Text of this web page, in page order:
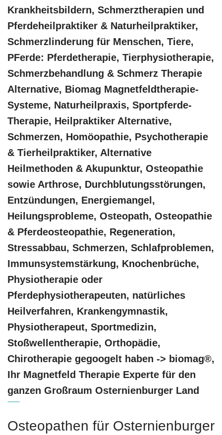
Krankheitsbildern, Schmerztherapien und
Pferdeheilpraktiker & Naturheilpraktiker,
Schmerzlinderung für Menschen, Tiere,
PFerde: Pferdetherapie, Tierphysiotherapie,
Schmerzbehandlung & Schmerz Therapie
Alternative, Biomag Magnetfeldtherapie-
Systeme, Naturheilpraxis, Sportpferde-
Therapie, Heilpraktiker Alternative,
Schmerzen, ‎Homöopathie, ‎Psychotherapie
& ‎Tierheilpraktiker, Alternative
Heilmethoden & Akupunktur, Osteopathie
sowie Arthrose, Durchblutungsstörungen,
Entzündungen, Energiemangel,
Heilungsprobleme, Osteopath, Osteopathie
& Pferdeosteopathie, Regeneration,
Stressabbau, Schmerzen, Schlafproblemen,
Immunsystemstärkung, Knochenbrüche,
Physiotherapie oder
Pferdephysiotherapeuten, natürliches
Heilverfahren, Krankengymnastik,
Physiotherapeut, Sportmedizin,
Stoßwellentherapie, Orthopädie,
Chirotherapie gegoogelt haben -> biomag®,
Ihr Magnetfeld Therapie Experte für den
ganzen Großraum Osternienburger Land
Osteopathen für Osternienburger